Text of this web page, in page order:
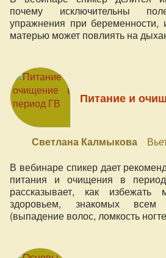
почему исключительны
упражнения при беременности,
матерью может повлиять на
Питание и
Светлана Калмыкова
В вебинаре спикер дает
питания и очищения в
рассказывает, как
здоровьем, знакомых
(выпадение волос, ломкость